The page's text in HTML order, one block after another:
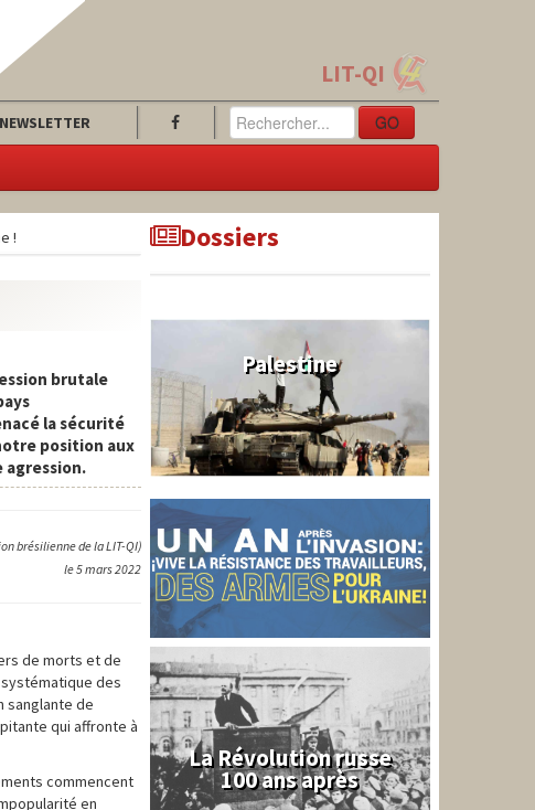
LIT-QI
NEWSLETTER GO
!
brutale
la sécurité
position aux
brésilienne de la LIT-QI)
le 5 mars 2022
de morts et de
des
sanglante de
qui affronte à
commencent
en
Dossiers
Palestine
La Révolution russe
100 ans après